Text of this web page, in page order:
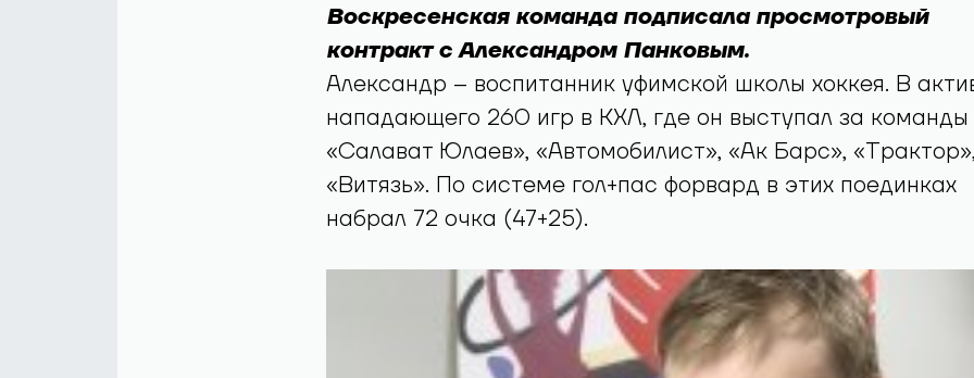
Воскресенская команда подписала просмотровый
контракт с Александром Панковым.
Александр – воспитанник уфимской школы хоккея. В
нападающего 260 игр в КХЛ, где он выступал за команды
«Салават Юлаев», «Автомобилист», «Ак Барс»,
«Витязь». По системе гол+пас форвард в этих поединках
набрал 72 очка (47+25).